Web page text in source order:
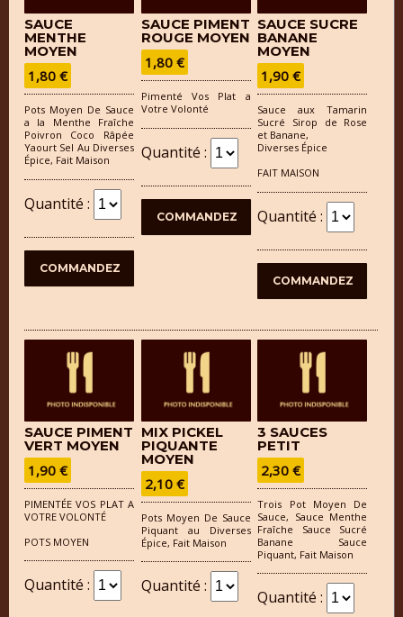
SAUCE
MENTHE
MOYEN
1,80 €
Pots Moyen De Sauce
a la Menthe Fraîche
Poivron Coco Râpée
Yaourt Sel Au Diverses
Épice, Fait Maison
Quantité :
SAUCE PIMENT
ROUGE MOYEN
1,80 €
Pimenté Vos Plat a
Votre Volonté
Quantité :
SAUCE SUCRE
BANANE
MOYEN
1,90 €
Sauce aux Tamarin
Sucré Sirop de Rose
et Banane,
Diverses Épice
FAIT MAISON
Quantité :
SAUCE PIMENT
VERT MOYEN
1,90 €
PIMENTÉE VOS PLAT A
VOTRE VOLONTÉ
POTS MOYEN
Quantité :
MIX PICKEL
PIQUANTE
MOYEN
2,10 €
Pots Moyen De Sauce
Piquant au Diverses
Épice, Fait Maison
Quantité :
3 SAUCES
PETIT
2,30 €
Trois Pot Moyen De
Sauce, Sauce Menthe
Fraîche Sauce Sucré
Banane Sauce
Piquant, Fait Maison
Quantité :